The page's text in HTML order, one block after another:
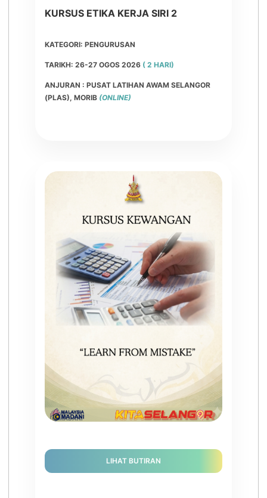
KURSUS ETIKA KERJA SIRI 2
KATEGORI: PENGURUSAN
TARIKH: 26-27 OGOS 2026 ( 2 HARI)
ANJURAN : PUSAT LATIHAN AWAM SELANGOR
(PLAS), MORIB (ONLINE)
LIHAT BUTIRAN